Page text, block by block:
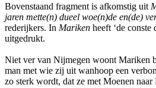
Bovenstaand fragment is afkomstig uit
jaren mette(n) dueel woe(n)de en(de)
rederijkers. In Mariken heeft ‘de
uitgedrukt.
Niet ver van Nijmegen woont Mariken
man met wie zij uit wanhoop een
zo sterk wordt, dat ze met Moenen